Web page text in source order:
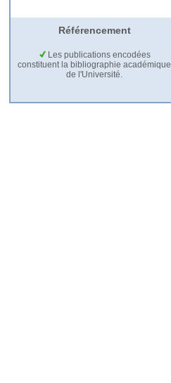
Référencement
Les publications encodées
constituent la bibliographie académique
de l'Université.